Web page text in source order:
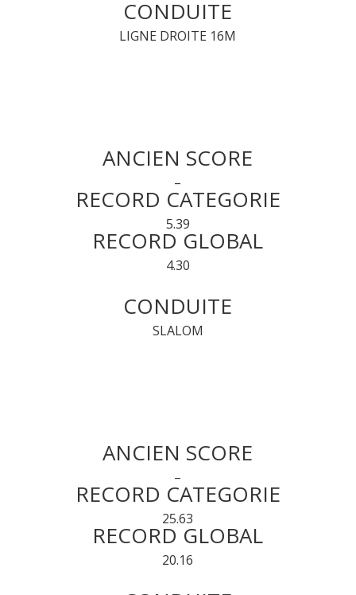
CONDUITE
LIGNE DROITE 16M
ANCIEN SCORE
–
RECORD CATEGORIE
5.39
RECORD GLOBAL
4.30
CONDUITE
SLALOM
ANCIEN SCORE
–
RECORD CATEGORIE
25.63
RECORD GLOBAL
20.16